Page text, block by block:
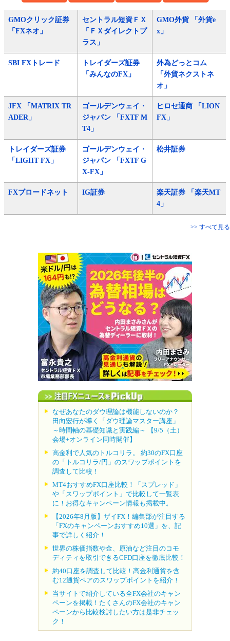
GMOクリック証券
「FXネオ」
セントラル短資ＦＸ
「ＦＸダイレクトプ
ラス」
GMO外貨 「外貨e
x」
SBI FXトレード
トレイダーズ証券
「みんなのFX」
外為どっとコム
「外貨ネクストネ
オ」
JFX 「MATRIX TR
ADER」
ゴールデンウェイ・
ジャパン 「FXTF M
T4」
ヒロセ通商 「LION
FX」
トレイダーズ証券
「LIGHT FX」
ゴールデンウェイ・
ジャパン 「FXTF G
X-FX」
松井証券
FXブロードネット IG証券
楽天証券 「楽天MT
4」
>> すべて見る
なぜあなたのダウ理論は機能しないのか？
田向宏行が導く「ダウ理論マスター講座」
～時間軸の基礎知識と実践編～ 【9/5（土）
会場+オンライン同時開催】
高金利で人気のトルコリラ。 約30のFX口座
の「トルコリラ/円」のスワップポイントを
調査して比較！
MT4おすすめFX口座比較！「スプレッド」
や「スワップポイント」で比較して一覧表
に！お得なキャンペーン情報も掲載中。
【2026年8月版】ザイFX！編集部が注目する
「FXのキャンペーンおすすめ10選」を、記
事で詳しく紹介！
世界の株価指数や金、原油など注目のコモ
ディティを取引できるCFD口座を徹底比較！
約40口座を調査して比較！高金利通貨を含
む12通貨ペアのスワップポイントを紹介！
当サイトで紹介している全FX会社のキャン
ペーンを掲載！たくさんのFX会社のキャン
ペーンから比較検討したい方は是非チェッ
ク！